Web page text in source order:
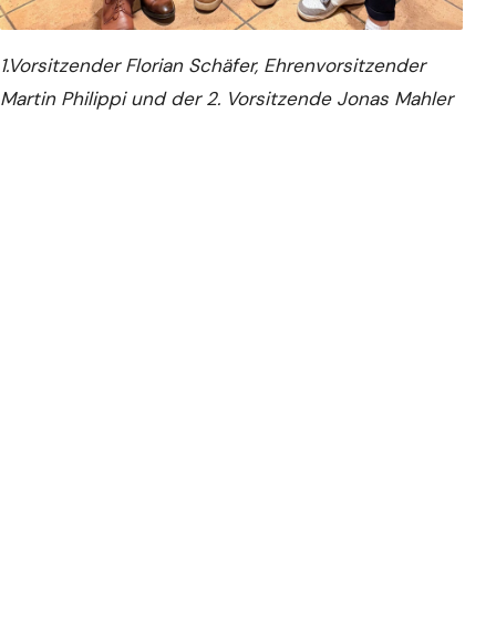
1.Vorsitzender Florian Schäfer, Ehrenvorsitzender
Martin Philippi und der 2. Vorsitzende Jonas Mahler